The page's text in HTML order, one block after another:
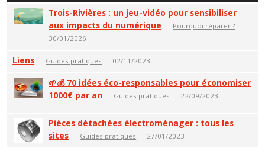
Trois-Rivières : un jeu-vidéo pour sensibiliser
aux impacts du numérique — Pourquoi réparer ? —
30/01/2026
Liens — Guides pratiques — 02/11/2023
🌱💰 70 idées éco-responsables pour économiser
1000€ par an — Guides pratiques — 22/09/2023
Pièces détachées électroménager : tous les
sites — Guides pratiques — 27/01/2023